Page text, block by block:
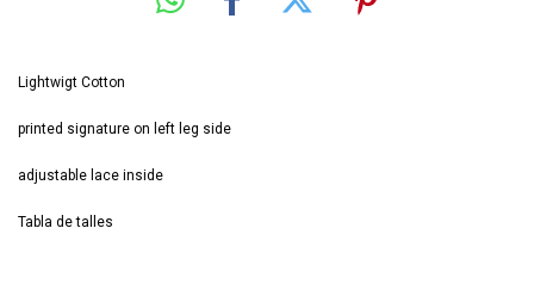
Lightwigt Cotton
printed signature on left leg side
adjustable lace inside
Tabla de talles